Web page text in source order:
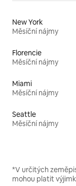
New York
Měsíční nájmy
Florencie
Měsíční nájmy
Miami
Měsíční nájmy
Seattle
Měsíční nájmy
*V určitých
mohou platit